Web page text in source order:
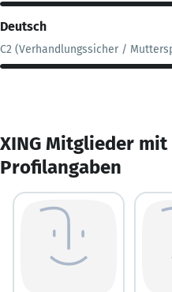
Deutsch
C2 (Verhandlungssicher /
XING Mitglieder
Profilangaben